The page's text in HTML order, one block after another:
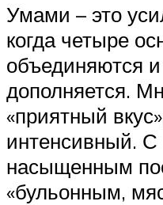
Умами – это
когда четыре
объединяются
дополняется.
«приятный
интенсивный.
насыщенным
«бульонным,